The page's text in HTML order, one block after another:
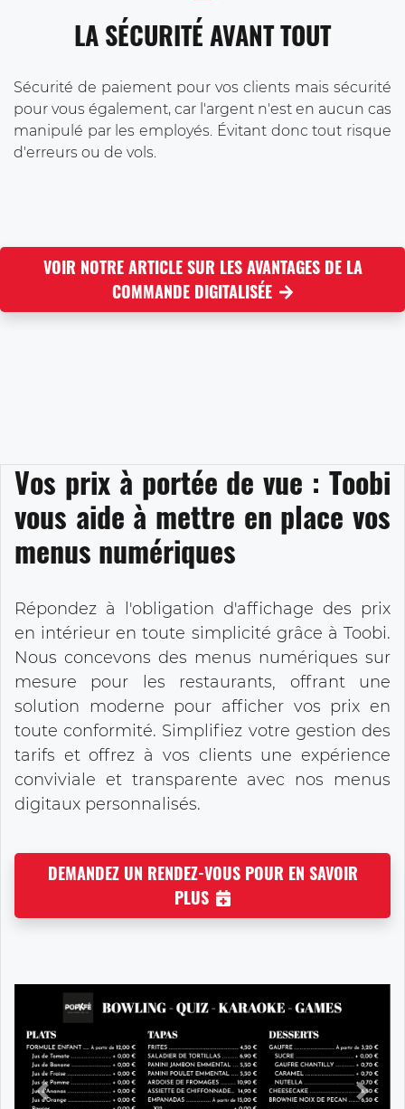
LA SÉCURITÉ AVANT TOUT
Sécurité de paiement pour vos clients mais sécurité
pour vous également, car l'argent n'est en aucun cas
manipulé par les employés. Évitant donc tout risque
d'erreurs ou de vols.
VOIR NOTRE ARTICLE SUR LES AVANTAGES DE LA
COMMANDE DIGITALISÉE
Vos prix à portée de vue : Toobi
vous aide à mettre en place vos
menus numériques
Répondez à l'obligation d'affichage des prix
en intérieur en toute simplicité grâce à Toobi.
Nous concevons des menus numériques sur
mesure pour les restaurants, offrant une
solution moderne pour afficher vos prix en
toute conformité. Simplifiez votre gestion des
tarifs et offrez à vos clients une expérience
conviviale et transparente avec nos menus
digitaux personnalisés.
DEMANDEZ UN RENDEZ-VOUS POUR EN SAVOIR
PLUS
Précédent